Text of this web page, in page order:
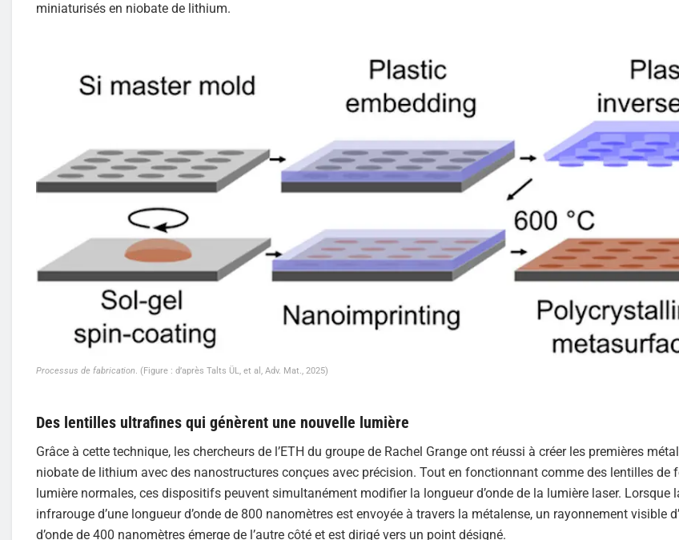
miniaturisés en niobate de lithium.
Processus de fabrication. (Figure : d’après Talts ÜL, et al, Adv. Mat., 2025)
Des lentilles ultrafines qui génèrent une nouvelle lumière
Grâce à cette technique, les chercheurs de l’ETH du groupe de Rachel Grange ont réussi à créer les premières
niobate de lithium avec des nanostructures conçues avec précision. Tout en fonctionnant comme des lentilles de
lumière normales, ces dispositifs peuvent simultanément modifier la longueur d’onde de la lumière laser. Lorsque
infrarouge d’une longueur d’onde de 800 nanomètres est envoyée à travers la métalense, un rayonnement visible
d’onde de 400 nanomètres émerge de l’autre côté et est dirigé vers un point désigné.